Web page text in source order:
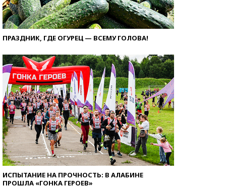
ПРАЗДНИК, ГДЕ ОГУРЕЦ — ВСЕМУ ГОЛОВА!
ИСПЫТАНИЕ НА ПРОЧНОСТЬ: В АЛАБИНЕ
ПРОШЛА «ГОНКА ГЕРОЕВ»